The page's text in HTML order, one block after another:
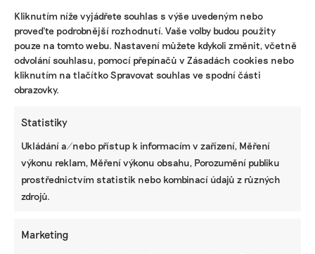
Kliknutím níže vyjádřete souhlas s výše uvedeným nebo
proveďte podrobnější rozhodnutí. Vaše volby budou použity
pouze na tomto webu. Nastavení můžete kdykoli změnit, včetně
odvolání souhlasu, pomocí přepínačů v Zásadách cookies nebo
kliknutím na tlačítko Spravovat souhlas ve spodní části
obrazovky.
Statistiky
Ukládání a/nebo přístup k informacím v zařízení, Měření
výkonu reklam, Měření výkonu obsahu, Porozumění publiku
prostřednictvím statistik nebo kombinací údajů z různých
zdrojů.
Marketing
sledovat různé parametry úrody i parlamenty
moštu.
Veselý neočekává změny hned v první sezoně.
Hlavní přínos vidí spíše v dlouhodobém
dlouhodobý efekt. Obsahuje živé mikroorganismy,
jako takový,“ říká Veselý. Pokud ho výsledky
uspokojí, plánuje hnojivo využívat na celé rozloze
vinic.